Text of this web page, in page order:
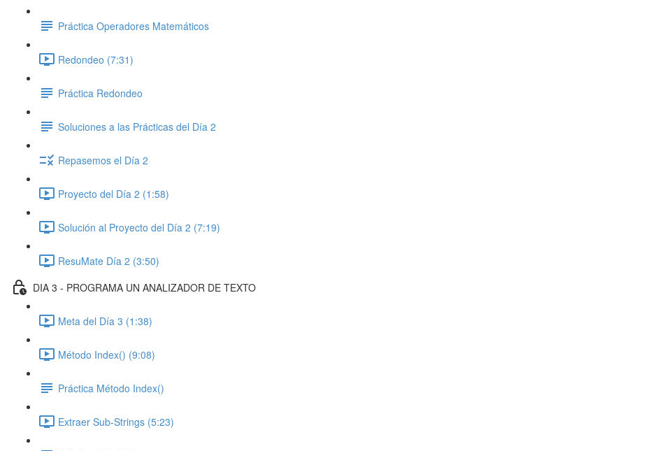
Práctica Operadores Matemáticos
Redondeo (7:31)
Práctica Redondeo
Soluciones a las Prácticas del Día 2
Repasemos el Día 2
Proyecto del Día 2 (1:58)
Solución al Proyecto del Día 2 (7:19)
ResuMate Día 2 (3:50)
DIA 3 - PROGRAMA UN ANALIZADOR DE TEXTO
Meta del Día 3 (1:38)
Método Index() (9:08)
Práctica Método Index()
Extraer Sub-Strings (5:23)